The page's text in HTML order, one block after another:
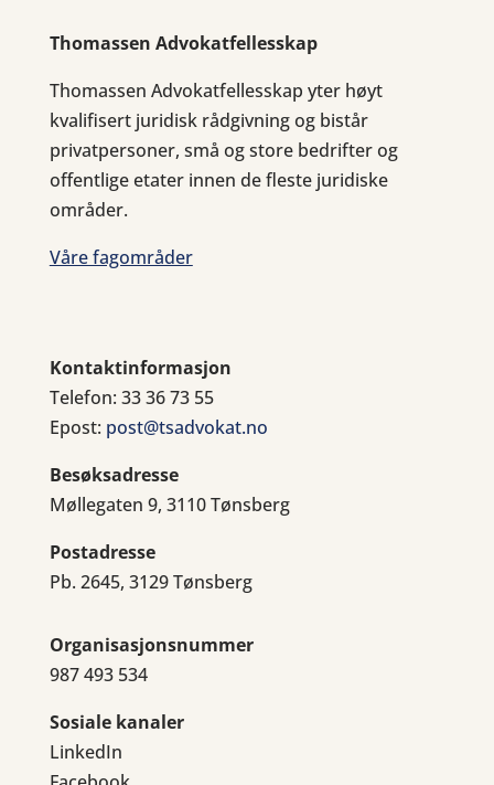
Thomassen Advokatfellesskap
Thomassen Advokatfellesskap yter høyt
kvalifisert juridisk rådgivning og bistår
privatpersoner, små og store bedrifter og
offentlige etater innen de fleste juridiske
områder.
Våre fagområder
Kontaktinformasjon
Telefon: 33 36 73 55
Epost: post@tsadvokat.no
Besøksadresse
Møllegaten 9, 3110 Tønsberg
Postadresse
Pb. 2645, 3129 Tønsberg
Organisasjonsnummer
987 493 534
Sosiale kanaler
LinkedIn